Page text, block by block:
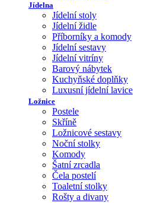
Jídelna
Jídelní stoly
Jídelní židle
Příborníky a komody
Jídelní sestavy
Jídelní vitríny
Barový nábytek
Kuchyňské doplňky
Luxusní jídelní lavice
Ložnice
Postele
Skříně
Ložnicové sestavy
Noční stolky
Komody
Šatní zrcadla
Čela postelí
Toaletní stolky
Rošty a divany